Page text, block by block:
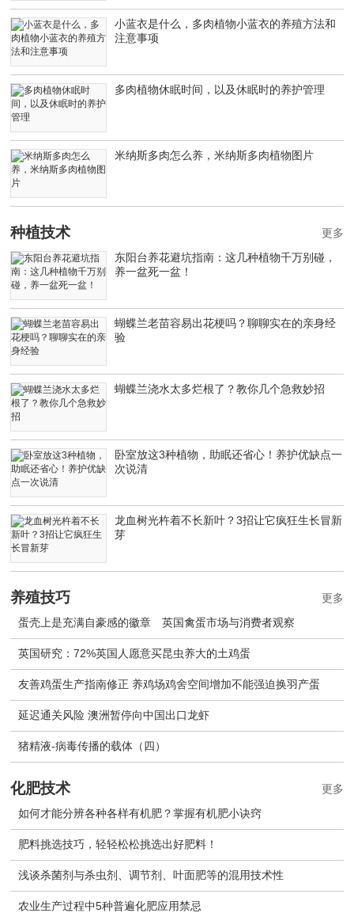
小蓝衣是什么，多肉植物小蓝衣的养殖方法和
注意事项
多肉植物休眠时间，以及休眠时的养护管理
米纳斯多肉怎么养，米纳斯多肉植物图片
种植技术
东阳台养花避坑指南：这几种植物千万别碰，
养一盆死一盆！
蝴蝶兰老苗容易出花梗吗？聊聊实在的亲身经
验
蝴蝶兰浇水太多烂根了？教你几个急救妙招
卧室放这3种植物，助眠还省心！养护优缺点一
次说清
龙血树光杵着不长新叶？3招让它疯狂生长冒新
芽
更多
养殖技巧
蛋壳上是充满自豪感的徽章 英国禽蛋市场与消费者观察
英国研究：72%英国人愿意买昆虫养大的土鸡蛋
友善鸡蛋生产指南修正 养鸡场鸡舍空间增加不能强迫换羽产蛋
延迟通关风险 澳洲暂停向中国出口龙虾
猪精液-病毒传播的载体（四）
更多
化肥技术
如何才能分辨各种各样有机肥？掌握有机肥小诀窍
肥料挑选技巧，轻轻松松挑选出好肥料！
浅谈杀菌剂与杀虫剂、调节剂、叶面肥等的混用技术性
农业生产过程中5种普遍化肥应用禁忌
更多